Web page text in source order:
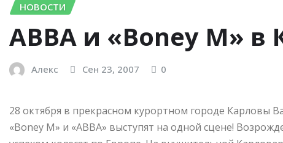
НОВОСТИ
ABBA и «Boney M»
Алекс Сен 23, 2007 0
28 октября в прекрасном курортном городе Карловы
«Boney M» и «АВВА» выступят на одной сцене!